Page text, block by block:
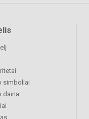
simboliai
daina